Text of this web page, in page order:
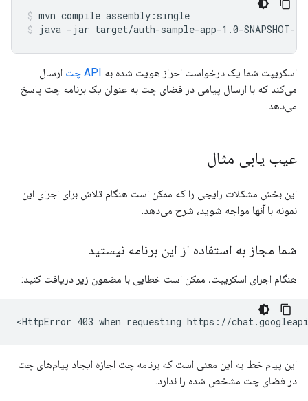
mvn compile assembly:single
java -jar target/auth-sample-app-1.0-
اسکریپت شما یک درخواست احراز هویت شده به API چت
ارسال
می‌کند که با ارسال پیامی در فضای چت به عنوان یک برنامه چت پاسخ
می‌دهد.
عیب یابی مثال
این بخش مشکلات رایجی را که ممکن است هنگام تلاش برای اجرای این
نمونه با آنها مواجه شوید، شرح می‌دهد.
شما مجاز به استفاده از این برنامه نیستید
هنگام اجرای اسکریپت، ممکن است خطایی با مضمون زیر دریافت کنید:
این پیام خطا به این معنی است که برنامه چت اجازه ایجاد پیام‌های چت
در فضای چت مشخص شده را ندارد.